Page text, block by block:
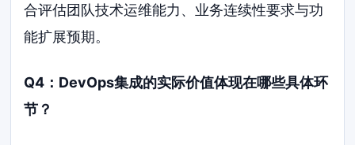
合评估团队技术运维能力、业务连续性要求与功
能扩展预期。
Q4：DevOps集成的实际价值体现在哪些具体环
节？